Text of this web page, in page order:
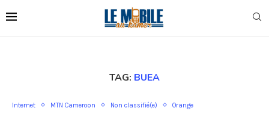
TAG: BUEA
Internet MTN Cameroon Non classifié(e) Orange